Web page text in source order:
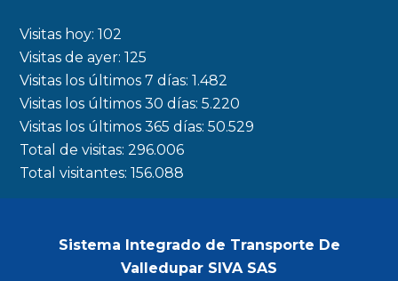
o
k
a
m
r
Visitas hoy:102
Visitas de ayer:125
Visitas los últimos 7 días:1.482
Visitas los últimos 30 días:5.220
Visitas los últimos 365 días:50.529
Total de visitas:296.006
Total visitantes:156.088
Sistema Integrado de Transporte De
Valledupar SIVA SAS